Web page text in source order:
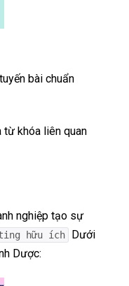
bài chuẩn
từ khóa liên quan
nghiệp tạo sự
hữu ích
Dưới
Dược: